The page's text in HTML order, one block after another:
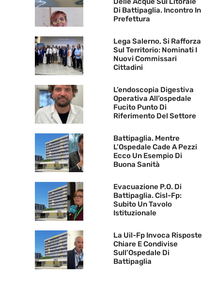
Di Battipaglia. Incontro In
Prefettura
Lega Salerno, Si Rafforza
Sul Territorio: Nominati I
Nuovi Commissari
Cittadini
L’endoscopia Digestiva
Operativa All’ospedale
Fucito Punto Di
Riferimento Del Settore
Battipaglia. Mentre
L’Ospedale Cade A Pezzi
Ecco Un Esempio Di
Buona Sanità
Evacuazione P.O. Di
Battipaglia. Cisl-Fp:
Subito Un Tavolo
Istituzionale
La Uil-Fp Invoca Risposte
Chiare E Condivise
Sull’Ospedale Di
Battipaglia